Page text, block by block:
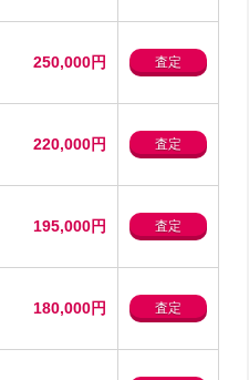
250,000円 査定
220,000円 査定
195,000円 査定
180,000円 査定